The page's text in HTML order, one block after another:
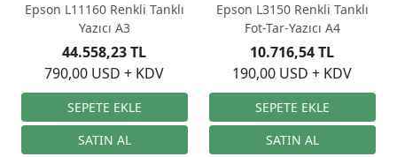
Epson L11160 Renkli Tanklı
Yazıcı A3
790,00 USD + KDV
44.558,23 TL
Epson L3150 Renkli Tanklı
Fot-Tar-Yazıcı A4
190,00 USD + KDV
10.716,54 TL